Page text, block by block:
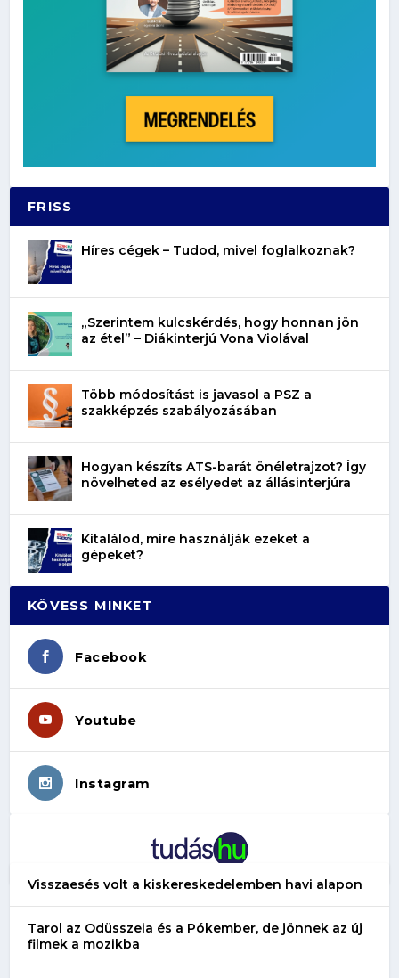
FRISS
Híres cégek – Tudod, mivel foglalkoznak?
„Szerintem kulcskérdés, hogy honnan jön
az étel” – Diákinterjú Vona Violával
Több módosítást is javasol a PSZ a
szakképzés szabályozásában
Hogyan készíts ATS-barát önéletrajzot? Így
növelheted az esélyedet az állásinterjúra
Kitalálod, mire használják ezeket a
gépeket?
KÖVESS MINKET
Facebook
Youtube
Instagram
Visszaesés volt a kiskereskedelemben havi alapon
Tarol az Odüsszeia és a Pókember, de jönnek az új
filmek a mozikba